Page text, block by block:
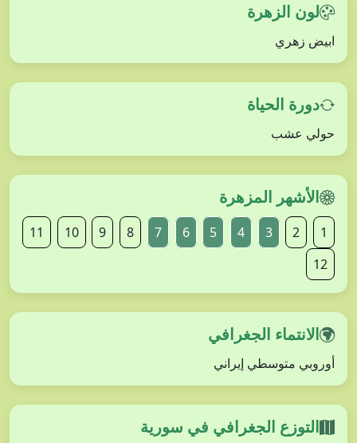
لون الزهرة
ابيض زهري
دورة الحياة
حولي عشب
الأشهر المزهرة
1
2
3
4
5
6
7
8
9
10
11
12
الانتماء الجغرافي
أوروبي متوسطي إيراني
التوزع الجغرافي في سورية